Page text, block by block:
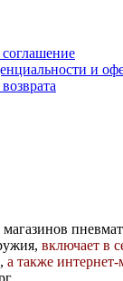
соглашение
и
магазинов
включает в
а также интернет-